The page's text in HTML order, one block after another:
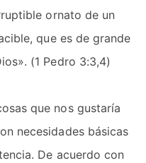
ornato de un
que es de grande
(1 Pedro 3:3,4)
que nos gustaría
necesidades básicas
De acuerdo con